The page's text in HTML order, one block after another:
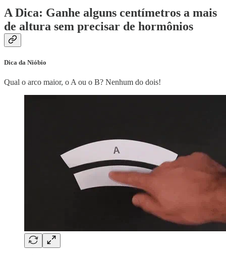
A Dica: Ganhe alguns centímetros a mais
de altura sem precisar de hormônios
Dica da Nióbio
Qual o arco maior, o A ou o B? Nenhum do dois!